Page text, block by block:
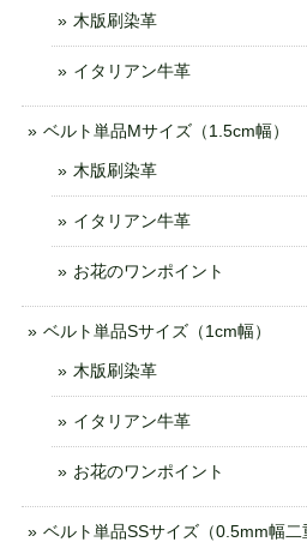
木版刷染革
イタリアン牛革
ベルト単品Mサイズ（1.5cm幅）
木版刷染革
イタリアン牛革
お花のワンポイント
ベルト単品Sサイズ（1cm幅）
木版刷染革
イタリアン牛革
お花のワンポイント
ベルト単品SSサイズ（0.5mm幅二